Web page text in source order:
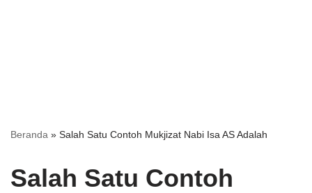
Beranda » Salah Satu Contoh Mukjizat Nabi Isa AS Adalah
Salah Satu Contoh